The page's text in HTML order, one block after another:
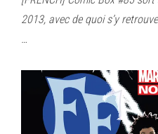
2013, avec de quoi s’y
…